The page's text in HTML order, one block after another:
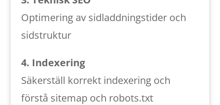
Optimering av sidladdningstider och
sidstruktur
4. Indexering
Säkerställ korrekt indexering och
förstå sitemap och robots.txt